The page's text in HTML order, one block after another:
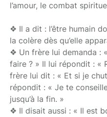
l’amour, le combat
❖ Il a dit : l’être humain
la colère dès qu’elle
❖ Un frère lui demanda :
faire ? » Il lui répondit : «
frère lui dit : « Et si je
répondit : « Je te
jusqu’à la fin. »
❖ Il disait aussi : « Il est